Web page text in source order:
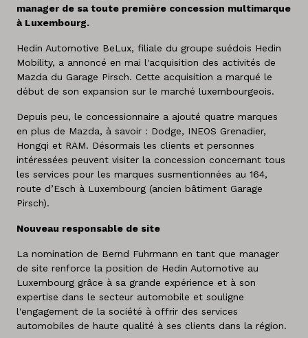
manager de sa toute première concession multimarque
à Luxembourg.
Hedin Automotive BeLux, filiale du groupe suédois Hedin
Mobility, a annoncé en mai l'acquisition des activités de
Mazda du Garage Pirsch. Cette acquisition a marqué le
début de son expansion sur le marché luxembourgeois.
Depuis peu, le concessionnaire a ajouté quatre marques
en plus de Mazda, à savoir : Dodge, INEOS Grenadier,
Hongqi et RAM. Désormais les clients et personnes
intéressées peuvent visiter la concession concernant tous
les services pour les marques susmentionnées au 164,
route d’Esch à Luxembourg (ancien bâtiment Garage
Pirsch).
Nouveau responsable de site
La nomination de Bernd Fuhrmann en tant que manager
de site renforce la position de Hedin Automotive au
Luxembourg grâce à sa grande expérience et à son
expertise dans le secteur automobile et souligne
l'engagement de la société à offrir des services
automobiles de haute qualité à ses clients dans la région.